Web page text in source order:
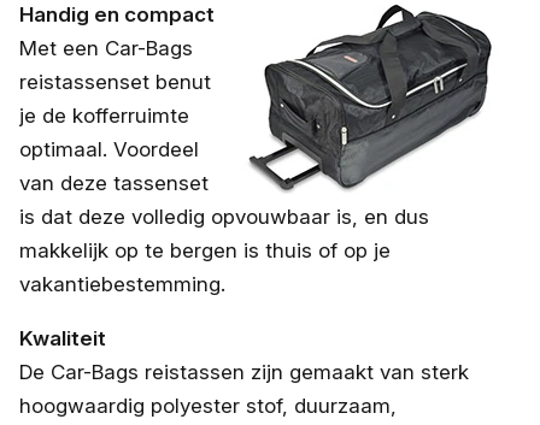
Handig en compact
Met een Car-Bags
reistassenset benut
je de kofferruimte
optimaal. Voordeel
van deze tassenset
is dat deze volledig opvouwbaar is, en dus
makkelijk op te bergen is thuis of op je
vakantiebestemming.
Kwaliteit
De Car-Bags reistassen zijn gemaakt van sterk
hoogwaardig polyester stof, duurzaam,